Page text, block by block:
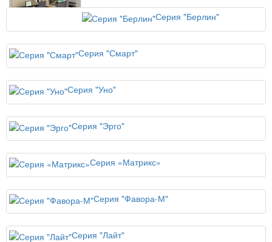
Серия "Берлин"
Серия "Смарт"
Серия "Уно"
Серия "Эрго"
Серия «Матрикс»
Серия "Фавора-М"
Серия "Лайт"